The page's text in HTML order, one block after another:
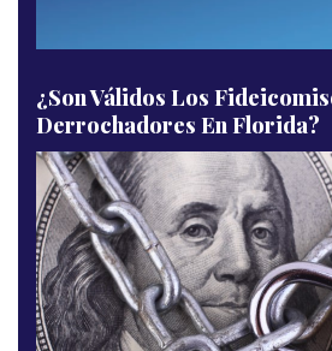
¿Son Válidos Los
Derrochadores En Florida?